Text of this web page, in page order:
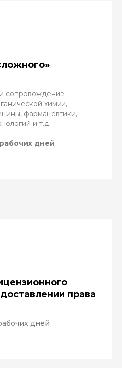
сопровождение.
химии,
фармацевтики,
и т.д.
дней
права
дней